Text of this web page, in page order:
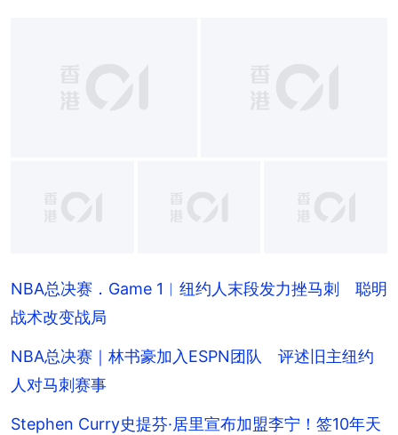
+ 4
NBA总决赛．Game 1︱纽约人末段发力挫马刺 聪明
战术改变战局
NBA总决赛｜林书豪加入ESPN团队 评述旧主纽约
人对马刺赛事
Stephen Curry史提芬·居里宣布加盟李宁！签10年天